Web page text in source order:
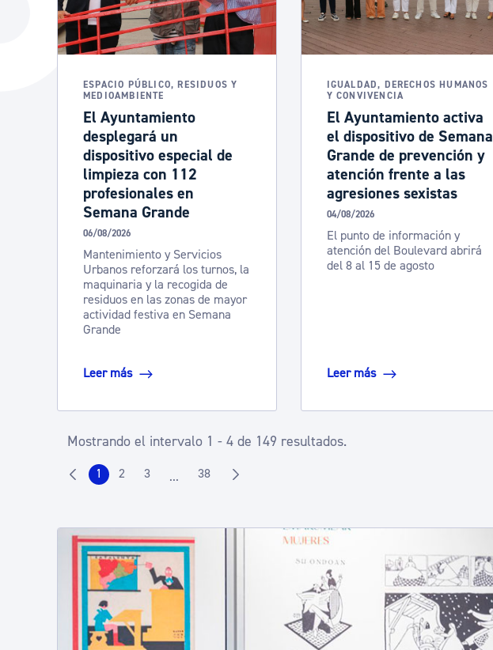
La ciudad
La ciudad ahora
Descubre la ciudad
Actualidad
Noticias
ESPACIO PÚBLICO, RESIDUOS Y
MEDIOAMBIENTE
El Ayuntamiento
desplegará un
dispositivo especial de
limpieza con 112
profesionales en
Semana Grande
06/08/2026
Mantenimiento y Servicios
Urbanos reforzará los turnos, la
maquinaria y la recogida de
residuos en las zonas de mayor
actividad festiva en Semana
Grande
Leer más
IGUALDAD, DERECHOS HUMANOS
Y CONVIVENCIA
El Ayuntamiento activa
el dispositivo de Semana
Grande de prevención y
atención frente a las
agresiones sexistas
04/08/2026
El punto de información y
atención del Boulevard abrirá
del 8 al 15 de agosto
Leer más
Mostrando el intervalo 1 - 4 de 149 resultados.
Página
1 Página
2 Página
3 ...Páginas intermedias Use TAB para desplazarse.
Página
38